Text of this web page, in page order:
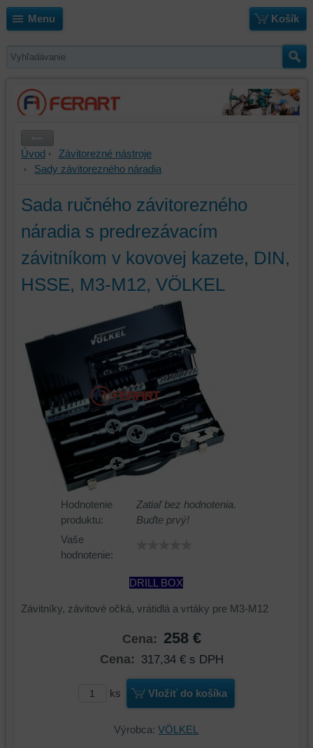
Menu Košík
Úvod
Závitorezné nástroje
Sady závitorezného náradia
Sada ručného závitorezného
náradia s predrezávacím
závitníkom v kovovej kazete, DIN,
HSSE, M3-M12, VÖLKEL
Hodnotenie
produktu:
Zatiaľ bez hodnotenia.
Buďte prvý!
Vaše
hodnotenie:
DRILL BOX
Závitníky, závitové očká, vrátidlá a vrtáky pre M3-M12
Cena: 258 €
Cena: 317,34 € s DPH
ks Vložiť do košíka
Výrobca:VÖLKEL